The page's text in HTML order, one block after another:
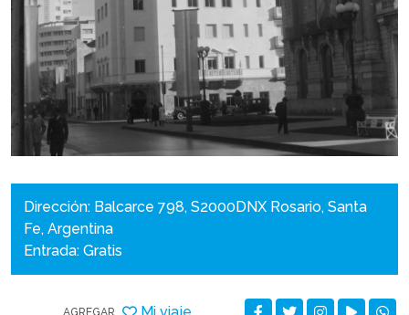
Dirección: Balcarce 798, S2000DNX Rosario, Santa
Fe, Argentina
Entrada: Gratis
AGREGAR